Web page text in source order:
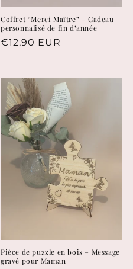
Coffret “Merci Maître” – Cadeau
personnalisé de fin d’année
Prix
€12,90 EUR
Pièce de puzzle en bois – Message
gravé pour Maman